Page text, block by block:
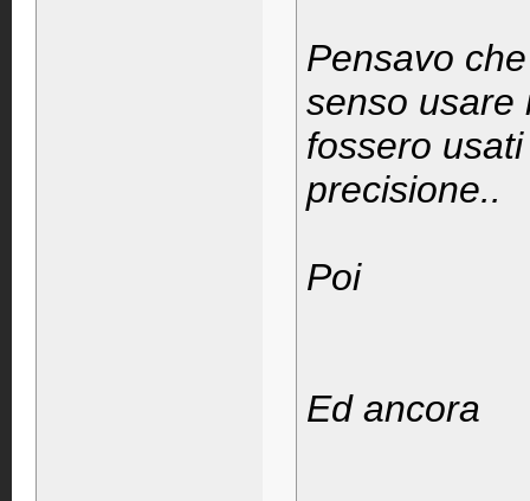
Pensavo
senso usare
fossero
precisione..
Poi
Ed ancora